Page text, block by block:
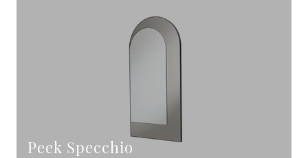
Peek Specchio